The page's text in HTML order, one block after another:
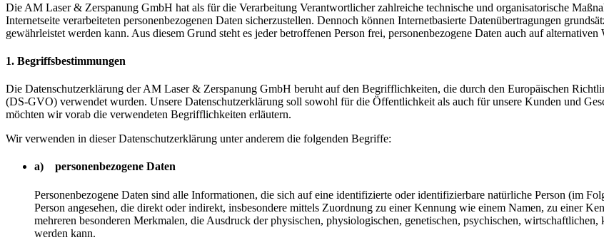
Die AM Laser & Zerspanung GmbH hat als für die Verarbeitung Verantwortlicher zahlreiche technische und organisatorische
Internetseite verarbeiteten personenbezogenen Daten sicherzustellen. Dennoch können Internetbasierte Datenübertragungen
gewährleistet werden kann. Aus diesem Grund steht es jeder betroffenen Person frei, personenbezogene Daten auch auf
1. Begriffsbestimmungen
Die Datenschutzerklärung der AM Laser & Zerspanung GmbH beruht auf den Begrifflichkeiten, die durch den Europäischen
(DS-GVO) verwendet wurden. Unsere Datenschutzerklärung soll sowohl für die Öffentlichkeit als auch für unsere Kunden und
möchten wir vorab die verwendeten Begrifflichkeiten erläutern.
Wir verwenden in dieser Datenschutzerklärung unter anderem die folgenden Begriffe:
a) personenbezogene Daten
Personenbezogene Daten sind alle Informationen, die sich auf eine identifizierte oder identifizierbare natürliche Person (im
Person angesehen, die direkt oder indirekt, insbesondere mittels Zuordnung zu einer Kennung wie einem Namen, zu einer
mehreren besonderen Merkmalen, die Ausdruck der physischen, physiologischen, genetischen, psychischen,
werden kann.